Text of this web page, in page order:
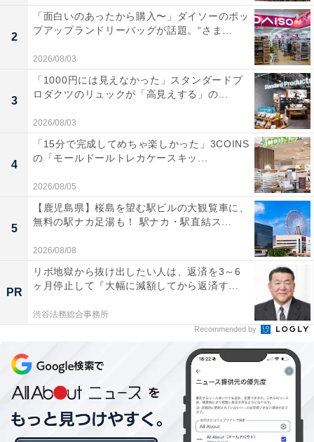
2
「面白いのあったから購入〜」ダイソーのポッ
プアップランドリーバッグが話題。“さま...
2026/08/03
3
「1000円には見えなかった」スタンダードプ
ロダクツのリュックが「高見えする」の...
2026/08/03
4
「15分で完成してめちゃ楽しかった」3COINS
の「モールドールトレカケースキッ...
2026/08/05
5
【鹿児島県】桜島を望む駅ビルの大観覧車に、
無料の駅ナカ足湯も！ 駅ナカ・駅直結ス...
2026/08/08
PR
リボ地獄から抜け出したい人は、返済を3～6
ヶ月停止して『大幅に減額してから返済す...
渋谷法務総合事務所
Recommended by